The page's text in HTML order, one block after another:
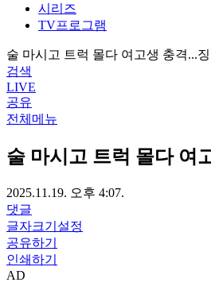
시리즈
TV프로그램
술 마시고 트럭 몰다 여고생 충격...
검색
LIVE
공유
전체메뉴
술 마시고 트럭 몰다 여
2025.11.19. 오후 4:07.
댓글
글자크기설정
공유하기
인쇄하기
AD